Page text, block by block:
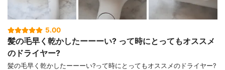
5.00
髪の毛早く乾かしたーーーい? って時にとってもオススメ
のドライヤー?
髪の毛早く乾かしたーーーい?って時にとってもオススメのドライヤー?